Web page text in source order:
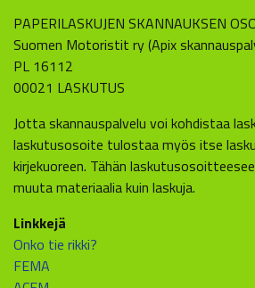
PAPERILASKUJEN SKANNAUKSEN
Suomen Motoristit ry (Apix
PL 16112
00021 LASKUTUS
Jotta skannauspalvelu voi kohdistaa
laskutusosoite tulostaa myös itse
kirjekuoreen. Tähän
muuta materiaalia kuin laskuja.
Linkkejä
Onko tie rikki?
FEMA